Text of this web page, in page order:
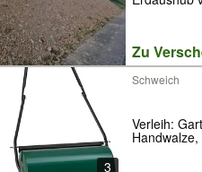
Zu
3
Schweich
Verleih: